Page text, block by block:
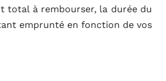
total à rembourser, la durée du
emprunté en fonction de vos